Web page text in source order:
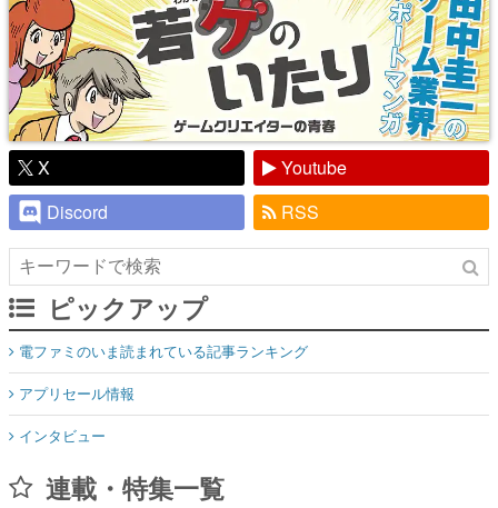
X
Youtube
Discord
RSS
ピックアップ
電ファミのいま読まれている記事ランキング
アプリセール情報
インタビュー
連載・特集一覧